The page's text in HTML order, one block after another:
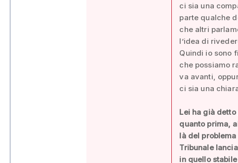
ci sia una
parte qualche
che altri
l’idea di
Quindi io sono
che possiamo
va avanti,
ci sia una
Lei ha già
quanto prima,
là del
Tribunale
in quello